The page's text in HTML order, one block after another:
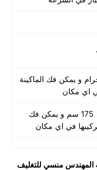
جرام و يمكن فك الماكينة
اي مكان
70 × 97 × 175 سم و يمكن فك
في اي مكان
المهندس منسي للتغليف